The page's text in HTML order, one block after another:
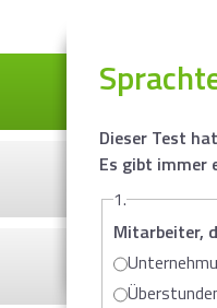
Dieser Test
Es gibt immer
1.
Mitarbeiter,